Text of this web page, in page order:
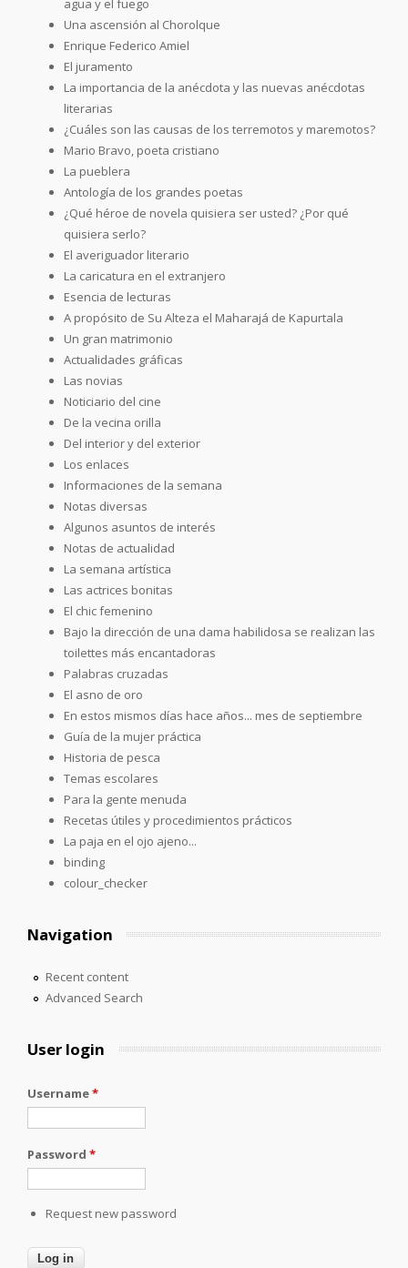
Una ascensión al Chorolque
Enrique Federico Amiel
El juramento
La importancia de la anécdota y las nuevas anécdotas
literarias
¿Cuáles son las causas de los terremotos y maremotos?
Mario Bravo, poeta cristiano
La pueblera
Antología de los grandes poetas
¿Qué héroe de novela quisiera ser usted? ¿Por qué
quisiera serlo?
El averiguador literario
La caricatura en el extranjero
Esencia de lecturas
A propósito de Su Alteza el Maharajá de Kapurtala
Un gran matrimonio
Actualidades gráficas
Las novias
Noticiario del cine
De la vecina orilla
Del interior y del exterior
Los enlaces
Informaciones de la semana
Notas diversas
Algunos asuntos de interés
Notas de actualidad
La semana artística
Las actrices bonitas
El chic femenino
Bajo la dirección de una dama habilidosa se realizan las
toilettes más encantadoras
Palabras cruzadas
El asno de oro
En estos mismos días hace años... mes de septiembre
Guía de la mujer práctica
Historia de pesca
Temas escolares
Para la gente menuda
Recetas útiles y procedimientos prácticos
La paja en el ojo ajeno...
binding
colour_checker
Navigation
Recent content
Advanced Search
User login
Username*
Password *
Request new password